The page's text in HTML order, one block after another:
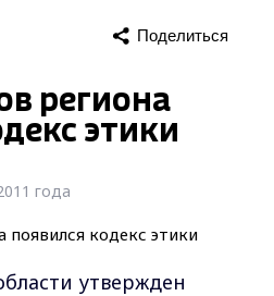
Поделиться
региона
этики
года
утвержден